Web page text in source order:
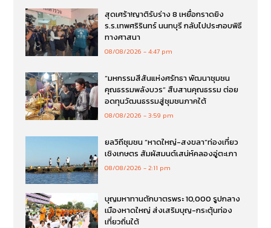
สุดเศร้า!ญาติรับร่าง 8 เหยื่อกราดยิง
ร.ร.เทพศริรินทร์ นนทบุรี กลับไปประกอบพิธี
ทางศาสนา
08/08/2026 4:47 pm
“มหกรรมสีสันแห่งศรัทธา พัฒนาชุมชน
คุณธรรมพลังบวร” สืบสานคุณธรรม ต่อย
อดทุนวัฒนธรรมสู่ชุมชนภาคใต้
08/08/2026 3:59 pm
ยลวิถีชุมชน “หาดใหญ่-สงขลา”ท่องเที่ยว
เชิงเกษตร สัมผัสมนต์เสน่ห์คลองอู่ตะเภา
08/08/2026 2:11 pm
บุญมหาทานตักบาตรพระ 10,000 รูปกลาง
เมืองหาดใหญ่ ส่งเสริมบุญ-กระตุ้นท่อง
เที่ยวถิ่นใต้